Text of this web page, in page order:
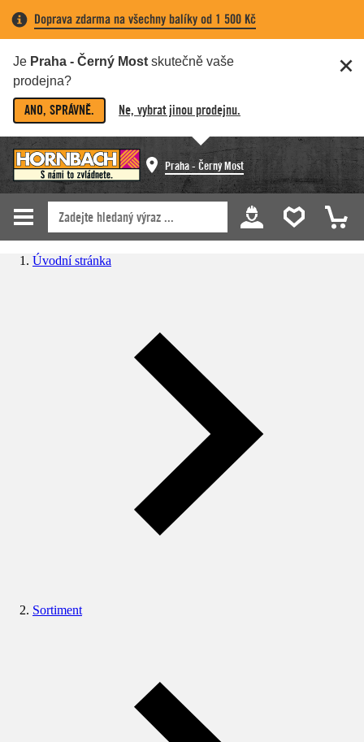
Doprava zdarma na všechny balíky od 1 500 Kč
Je Praha - Černý Most skutečně vaše
prodejna?
ANO, SPRÁVNĚ. Ne, vybrat jinou prodejnu.
Praha - Černý Most
Úvodní stránka
Sortiment